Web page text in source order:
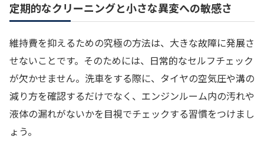
定期的なクリーニングと小さな異変への敏感さ
維持費を抑えるための究極の方法は、大きな故障に発展さ
せないことです。そのためには、日常的なセルフチェック
が欠かせません。洗車をする際に、タイヤの空気圧や溝の
減り方を確認するだけでなく、エンジンルーム内の汚れや
液体の漏れがないかを目視でチェックする習慣をつけまし
ょう。